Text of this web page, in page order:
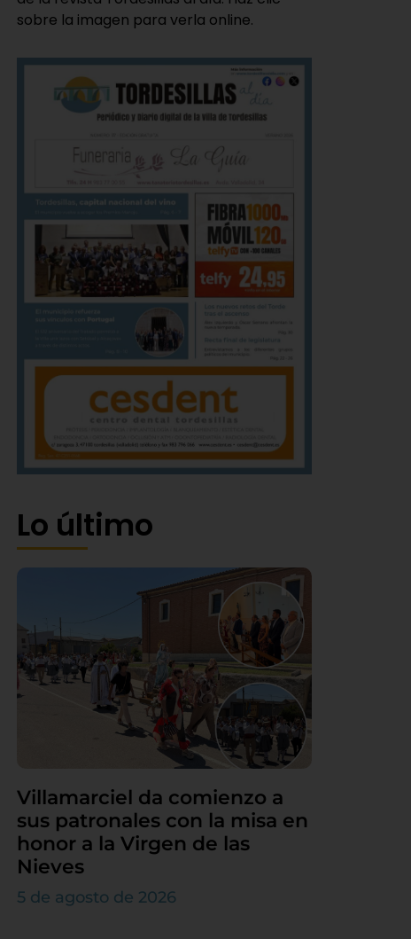
sobre la imagen para verla online.
Lo último
Villamarciel da comienzo a
sus patronales con la misa en
honor a la Virgen de las
Nieves
5 de agosto de 2026